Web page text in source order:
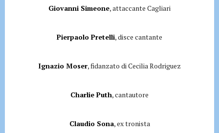
Giovanni Simeone, attaccante Cagliari
Pierpaolo Pretelli, disce cantante
Ignazio Moser, fidanzato di Cecilia Rodriguez
Charlie Puth, cantautore
Claudio Sona, ex tronista